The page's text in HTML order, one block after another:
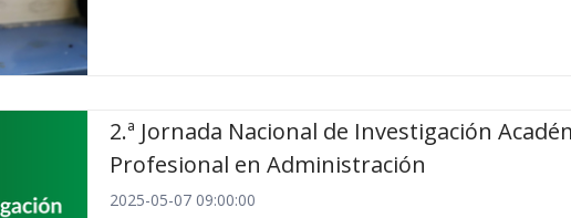
2.ª Jornada Nacional de Investigación
Profesional en Administración
2025-05-07 09:00:00